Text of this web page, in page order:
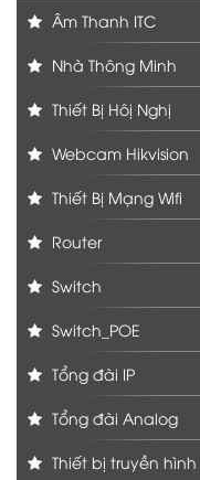
Âm Thanh ITC
Nhà Thông Minh
Thiết Bị Hôị Nghị
Webcam Hikvision
Thiết Bị Mạng Wifi
Router
Switch
Switch_POE
Tổng đài IP
Tổng đài Analog
Thiết bị truyền hình